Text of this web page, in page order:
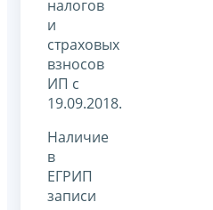
налогов
и
страховых
взносов
ИП с
19.09.2018.
Наличие
в
ЕГРИП
записи